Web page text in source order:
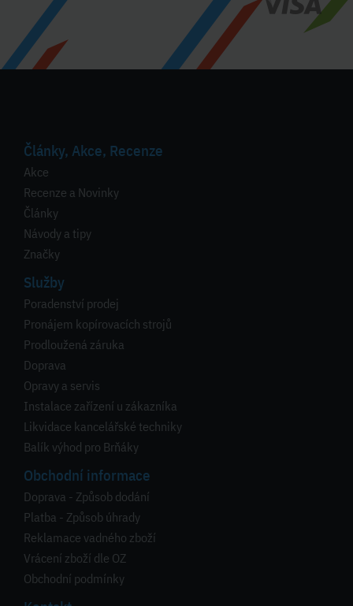
Články, Akce, Recenze
Akce
Recenze a Novinky
Články
Návody a tipy
Značky
Služby
Poradenství prodej
Pronájem kopírovacích strojů
Prodloužená záruka
Doprava
Opravy a servis
Instalace zařízení u zákazníka
Likvidace kancelářské techniky
Balík výhod pro Brňáky
Obchodní informace
Doprava - Způsob dodání
Platba - Způsob úhrady
Reklamace vadného zboží
Vrácení zboží dle OZ
Obchodní podmínky